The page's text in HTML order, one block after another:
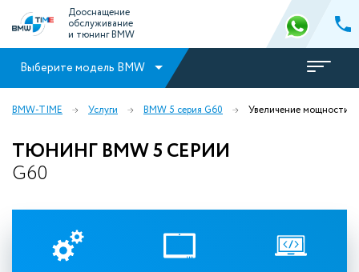
Дооснащение
обслуживание
и тюнинг BMW
Выберите модель BMW
BMW-TIME Услуги BMW 5 серия G60 Увеличение мощности
ТЮНИНГ BMW 5 СЕРИИ
G60